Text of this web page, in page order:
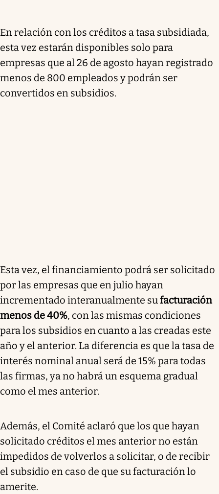
En relación con los créditos a tasa subsidiada,
esta vez estarán disponibles solo para
empresas que al 26 de agosto hayan registrado
menos de 800 empleados y podrán ser
convertidos en subsidios.
Esta vez, el financiamiento podrá ser solicitado
por las empresas que en julio hayan
incrementado interanualmente sufacturación
menos de 40%, con las mismas condiciones
para los subsidios en cuanto a las creadas este
año y el anterior. La diferencia es que la tasa de
interés nominal anual será de 15% para todas
las firmas, ya no habrá un esquema gradual
como el mes anterior.
Además, el Comité aclaró que los que hayan
solicitado créditos el mes anterior no están
impedidos de volverlos a solicitar, o de recibir
el subsidio en caso de que su facturación lo
amerite.